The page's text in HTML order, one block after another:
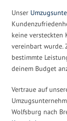
Unser
keine versteckten
vereinbart wurde.
bestimmte
deinem Budget
Vertraue auf
Wolfsburg nach